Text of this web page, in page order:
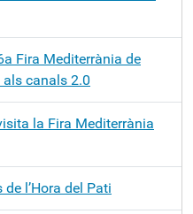
Fira Mediterrània de
canals 2.0
la Fira Mediterrània
l’Hora del Pati